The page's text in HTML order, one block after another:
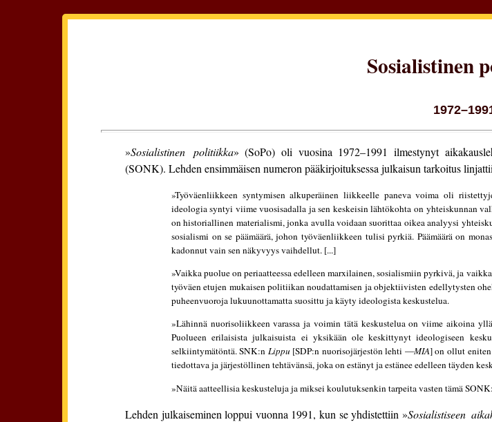
Sosialistinen
»Sosialistinen politiikka» (SoPo) oli vuosina 1972–1991 ilmestynyt
(SONK). Lehden ensimmäisen numeron pääkirjoituksessa julkaisun tarkoitus
»Työväenliikkeen syntymisen alkuperäinen liikkeelle paneva voima oli
ideologia syntyi viime vuosisadalla ja sen keskeisin lähtökohta on yhteiskunnan
on historiallinen materialismi, jonka avulla voidaan suorittaa oikea analyysi
sosialismi on se päämäärä, johon työväenliikkeen tulisi pyrkiä. Päämäärä on
kadonnut vain sen näkyvyys vaihdellut. [...]
»Vaikka puolue on periaatteessa edelleen marxilainen, sosialismiin pyrkivä, ja
työväen etujen mukaisen politiikan noudattamisen ja objektiivisten edellytysten
puheenvuoroja lukuunottamatta suosittu ja käyty ideologista keskustelua.
»Lähinnä nuorisoliikkeen varassa ja voimin tätä keskustelua on viime aikoina
Puolueen erilaisista julkaisuista ei yksikään ole keskittynyt ideologiseen
selkiintymätöntä. SNK:n Lippu [SDP:n nuorisojärjestön lehti —MIA] on ollut
tiedottava ja järjestöllinen tehtävänsä, joka on estänyt ja estänee edelleen täyden
»Näitä aatteellisia keskusteluja ja miksei koulutuksenkin tarpeita vasten tämä
Lehden julkaiseminen loppui vuonna 1991, kun se yhdistettiin »Sosialistiseen